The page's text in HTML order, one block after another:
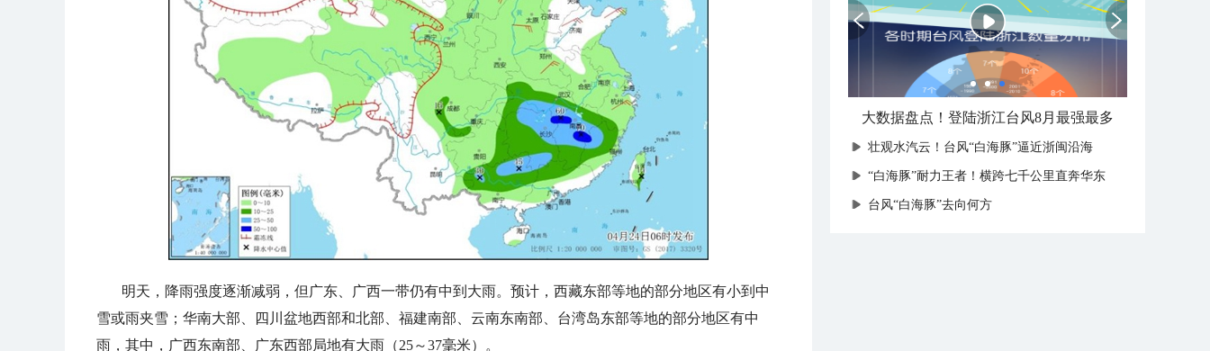
明天，降雨强度逐渐减弱，但广东、广西一带仍有中到大雨。预计， 西藏东部等地的部分地区有小到中
雪或雨夹雪；华南大部、四川盆地西部和北部、福建南部、云南东南部、台湾岛东部等地的部分地区有中
雨，其中，广西东南部、广东西部局地有大雨（25～37毫米）。
大数据盘点！登陆浙江台风8月最强最多
壮观水汽云！台风“白海豚”逼近浙闽沿海
“白海豚”耐力王者！横跨七千公里直奔华东
台风“白海豚”去向何方